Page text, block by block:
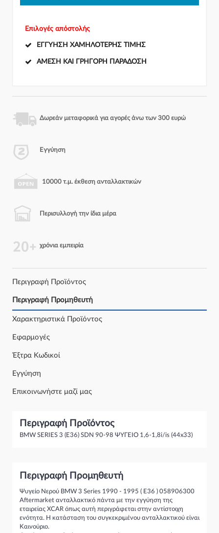
Επιλογές απόστολής
ΕΓΓΎΗΣΗ ΧΑΜΗΛΌΤΕΡΗΣ ΤΙΜΉΣ
ΆΜΕΣΗ ΚΑΙ ΓΡΉΓΟΡΗ ΠΑΡΆΔΟΣΗ
Δωρεάν μεταφορικά για αγορές άνω των 300 ευρώ
Εγγύηση
10000 τ.μ. έκθεση ανταλλακτικών
Περισυλλογή την ίδια μέρα
χρόνια εμπειρία
Περιγραφή Προϊόντος
Περιγραφή Προμηθευτή
Χαρακτηριστικά Προϊόντος
Εφαρμογές
Έξτρα Κωδικοί
Εγγύηση
Επικοινωνήστε μαζί μας
Περιγραφή Προϊόντος
BMW SERIES 3 (E36) SDN 90-98 ΨΥΓΕΙΟ 1,6-1,8i/is (44x33)
Περιγραφή Προμηθευτή
Ψυγείο Νερού BMW 3 Series 1990 - 1995 ( E36 ) 058906300
Aftermarket ανταλλακτικό πάντα με την εγγύηση της
εταιρείας XCAR όπως αυτή περιγράφεται στην αντίστοιχη
ενότητα. Η κατάσταση του συγκεκριμένου ανταλλακτικού είναι
Καινούριο.